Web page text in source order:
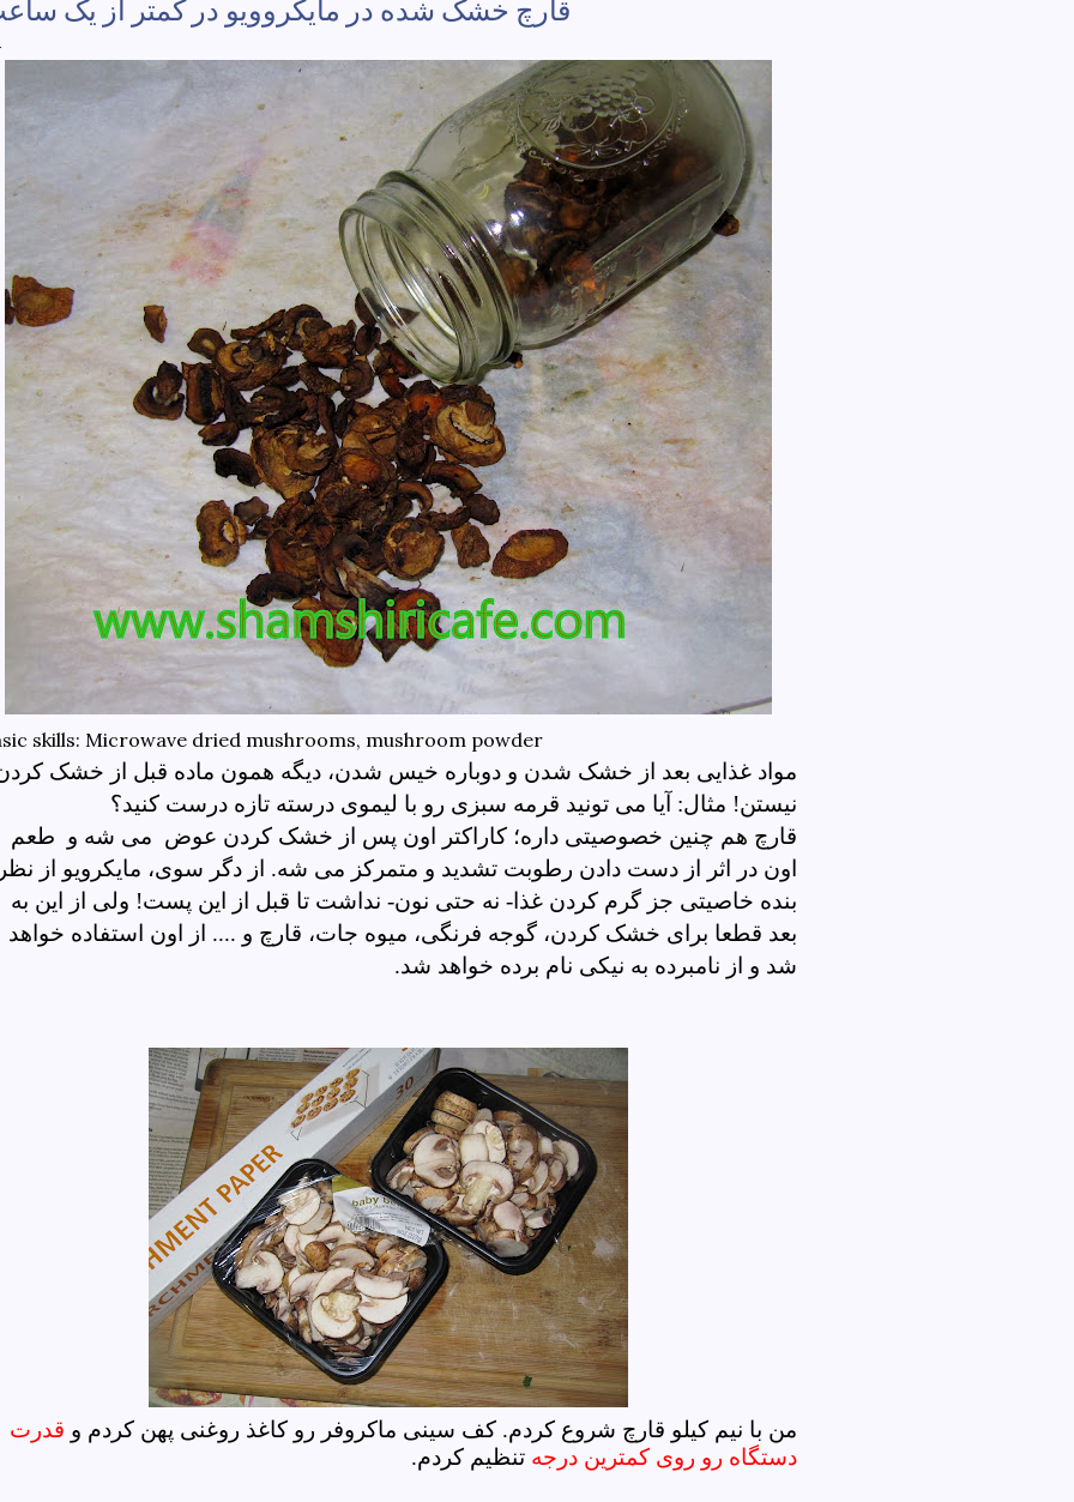
قارچ خشک شده در مایکروویو در کمتر از یک
skills: Microwave dried mushrooms, mushroom powder
مواد غذایی بعد از خشک شدن و دوباره خیس شدن، دیگه همون ماده قبل از خشک
نیستن! مثال: آیا می تونید قرمه سبزی رو با لیموی درسته تازه درست کنید؟
قارچ هم چنین خصوصیتی داره؛ کاراکتر اون پس از خشک کردن عوض می شه و طعم
اون در اثر از دست دادن رطوبت تشدید و متمرکز می شه. از دگر سوی، مایکرویو از
بنده خاصیتی جز گرم کردن غذا- نه حتی نون- نداشت تا قبل از این پست! ولی از این به
بعد قطعا برای خشک کردن، گوجه فرنگی، میوه جات، قارچ و .... از اون استفاده خواهد
شد و از نامبرده به نیکی نام برده خواهد شد.
من با نیم کیلو قارچ شروع کردم. کف سینی ماکروفر رو کاغذ روغنی پهن کردم و قدرت
دستگاه رو روی کمترین درجه تنظیم کردم.